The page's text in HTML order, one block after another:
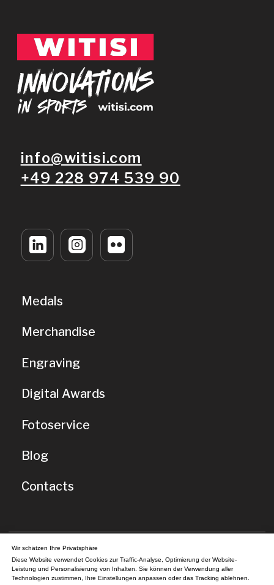
Engraving
Blog
Fotoservice
Digital Awards
© 2026 WITISI Sport GmbH. All rights reserved.
Privacy Policy
Wir schätzen Ihre Privatsphäre
Diese Website verwendet Cookies zur Traffic-Analyse, Optimierung der Website-
Leistung und Personalisierung von Inhalten. Sie können der Verwendung aller
Technologien zustimmen, Ihre Einstellungen anpassen oder das Tracking ablehnen.